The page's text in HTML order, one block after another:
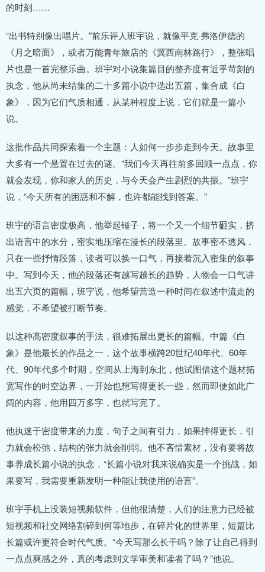
的时刻……
“出书特别像出唱片。”前乐评人班宇说，就像平克·弗洛伊德的
《月之暗面》，或者万能青年旅店的《冀西南林路行》，整张唱
片也是一首完整乐曲。班宇对小说集篇目的整齐度有近乎苛刻的
执念，他从尚未结集的二十多篇小说中选出五篇，集合成《白
象》，因为它们气质相通，从某种程度上说，它们就是一篇小
说。
这批作品共同探索着一个主题：人如何一步步走到今天。故事里
大多有一个悬置在过去的谜。“我们今天再往前多回顾一点点，你
就会发现，你和家人的历史，与今天会产生剧烈的共振。”班宇
说，“今天所有的困惑和不解，也许都能找到答案。”
班宇的语言密度极高，他举起锤子，将一个又一个细节砸实，挤
出语言中的水分，密实地压缩在漫长的段落里。故事密不透风，
只在一些抒情段落，读者可以换一口气，再接着沉入密集的叙事
中。写到今天，他的段落还有越写越长的趋势，人物会一口气讲
出五六页的篇幅，班宇说，他希望营造一种时间在叙述中流走的
感觉，不希望被打断节奏。
以这种高密度叙事的手法，很难拓展出更长的篇幅。中篇《白
象》是他最长的作品之一，这个故事横跨20世纪40年代、60年
代、90年代多个时期，空间从上海到东北，他试图借这个题材拓
宽写作的时空边界，一开始也想写得更长一些，然而即便如此广
阔的内容，他用四万多字，也就写完了。
他执迷于密度带来的力度，句子之间有引力，如果抻得更长，引
力就会松弛，结构的张力就会削弱。他不吝惜素材，没有要将故
事养成长篇小说的执念，“长篇小说对我来说确实是一个挑战，如
果要写，我需要重新发明一种能让我使用的语言”。
班宇手机上没装短视频软件，但他很清楚，人们的注意力已经被
短视频和社交网络割碎到何等地步，在碎片化的世界里，短篇比
长篇或许更符合时代气质。“今天写那么长干吗？除了让自己得到
一点点爽感之外，真的考虑到文学审美和读者了吗？”他说。